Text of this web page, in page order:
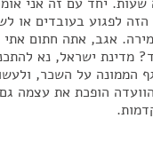
הזה לפגוע בעובדים או
אגב, אתה חתום
מדינת ישראל, נא
הממונה על השכר,
הופכת את עצמה